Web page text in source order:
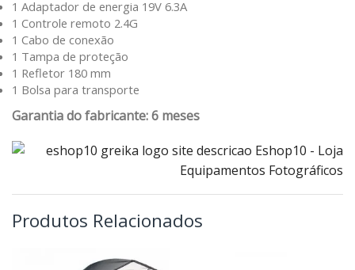
1 Adaptador de energia 19V 6.3A
1 Controle remoto 2.4G
1 Cabo de conexão
1 Tampa de proteção
1 Refletor 180 mm
1 Bolsa para transporte
Garantia do fabricante: 6 meses
Produtos Relacionados